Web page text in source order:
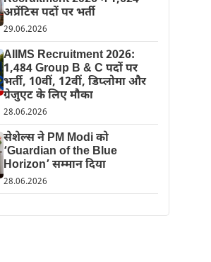
अप्रेंटिस पदों पर भर्ती
29.06.2026
AIIMS Recruitment 2026:
1,484 Group B & C पदों पर
भर्ती, 10वीं, 12वीं, डिप्लोमा और
ग्रेजुएट के लिए मौका
28.06.2026
सेशेल्स ने PM Modi को
‘Guardian of the Blue
Horizon’ सम्मान दिया
28.06.2026